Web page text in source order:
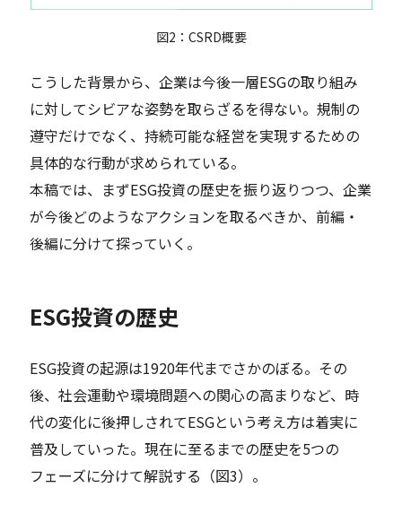
図2：CSRD概要
こうした背景から、企業は今後一層ESGの取り組み
に対してシビアな姿勢を取らざるを得ない。規制の
遵守だけでなく、持続可能な経営を実現するための
具体的な行動が求められている。
本稿では、まずESG投資の歴史を振り返りつつ、企業
が今後どのようなアクションを取るべきか、前編・
後編に分けて探っていく。
ESG投資の歴史
ESG投資の起源は1920年代までさかのぼる。その
後、社会運動や環境問題への関心の高まりなど、時
代の変化に後押しされてESGという考え方は着実に
普及していった。現在に至るまでの歴史を5つの
フェーズに分けて解説する（図3）。